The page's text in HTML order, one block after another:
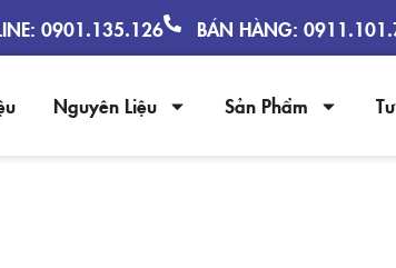
0901.135.126 BÁN HÀNG:
Nguyên Liệu Sản Phẩm